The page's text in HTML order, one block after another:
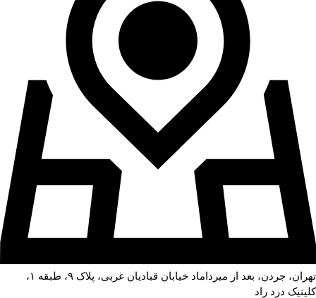
تهران، جردن، بعد از میرداماد خیابان قبادیان غربی، پلاک ۹، طبقه ۱،
کلینیک درد راد